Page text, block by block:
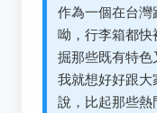
作為一個在台
呦，行李箱都
掘那些既有特色
我就想好好跟
說，比起那些